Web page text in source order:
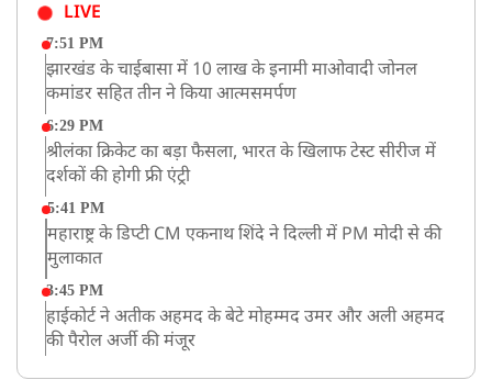
LIVE
7:51 PM
झारखंड के चाईबासा में 10 लाख के इनामी माओवादी जोनल
कमांडर सहित तीन ने किया आत्मसमर्पण
6:29 PM
श्रीलंका क्रिकेट का बड़ा फैसला, भारत के खिलाफ टेस्ट सीरीज में
दर्शकों की होगी फ्री एंट्री
5:41 PM
महाराष्ट्र के डिप्टी CM एकनाथ शिंदे ने दिल्ली में PM मोदी से की
मुलाकात
3:45 PM
हाईकोर्ट ने अतीक अहमद के बेटे मोहम्मद उमर और अली अहमद
की पैरोल अर्जी की मंजूर